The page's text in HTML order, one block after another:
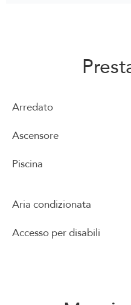
Arredato
Ascensore
Piscina
Aria condizionata
Accesso per disabili